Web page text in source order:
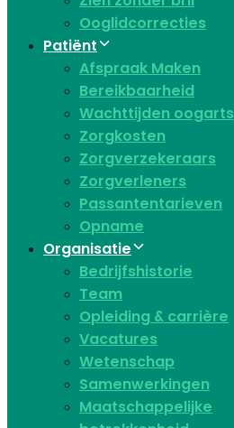
Ooglidcorrecties
Patiënt
Afspraak Maken
Bereikbaarheid
Wachttijden oogarts
Zorgkosten
Zorgverzekeraars
Zorgverleners
Passantentarieven
Opname
Organisatie
Bedrijfshistorie
Team
Opleiding & carrière
Vacatures
Wetenschap
Samenwerkingen
Maatschappelijke